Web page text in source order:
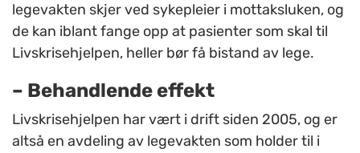
legevakten skjer ved sykepleier i mottaksluken, og
de kan iblant fange opp at pasienter som skal til
Livskrisehjelpen, heller bør få bistand av lege.
– Behandlende effekt
Livskrisehjelpen har vært i drift siden 2005, og er
altså en avdeling av legevakten som holder til i